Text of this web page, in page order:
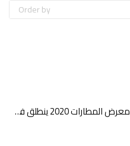
Order by
معرض المطارات 2020 ينطلق في أكتوبر